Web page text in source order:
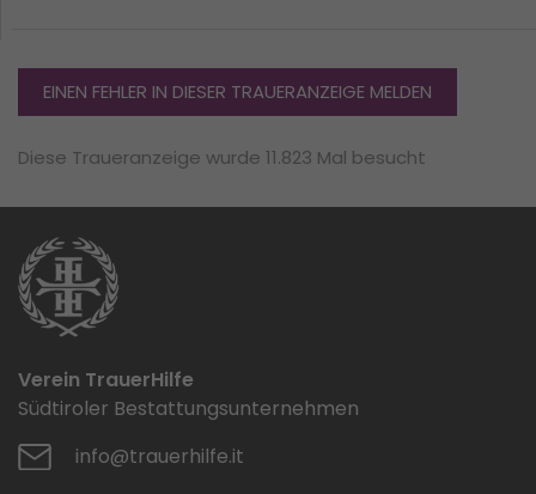
EINEN FEHLER IN DIESER TRAUERANZEIGE MELDEN
Diese Traueranzeige wurde 11.823 Mal besucht
Verein TrauerHilfe
Südtiroler Bestattungsunternehmen
info@trauerhilfe.it